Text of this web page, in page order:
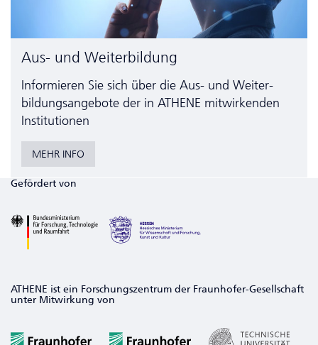
Aus- und Weiterbildung
Informieren Sie sich über die Aus- und Weiter­
bildungs­angebote der in ATHENE mitwirkenden
Institutionen
MEHR INFO
Gefördert von
ATHENE ist ein Forschungszentrum der Fraunhofer-Gesellschaft
unter Mitwirkung von